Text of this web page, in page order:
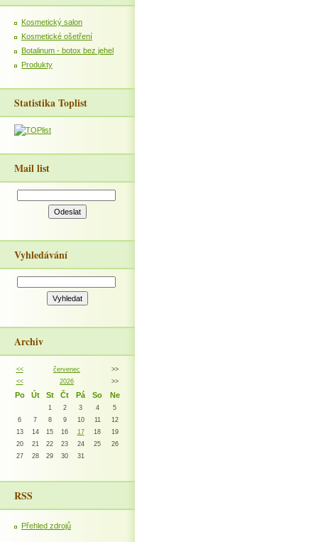
Kosmetický salon
Kosmetické ošetření
Botalinum - botox bez jehel
Produkty
Statistika Toplist
Mail list
Vyhledávání
Archiv
<< červenec
>>
<<
2026 >>
Po Út St Čt Pá So Ne
1 2 3 4
5
6
7 8 9 10 11
12
13
14 15 16 17 18
19
20
21 22 23 24 25
26
27
28 29 30 31
RSS
Přehled zdrojů